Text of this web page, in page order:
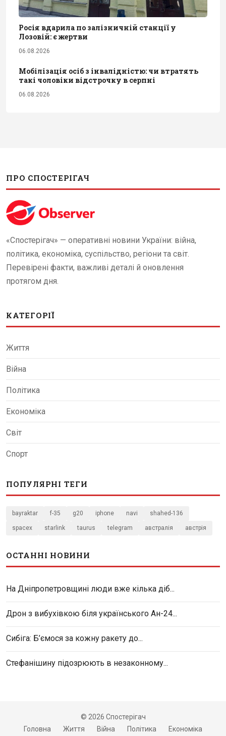
Росія вдарила по залізничній станції у
Лозовій: є жертви
06.08.2026
Мобілізація осіб з інвалідністю: чи втратять
такі чоловіки відстрочку в серпні
06.08.2026
ПРО СПОСТЕРІГАЧ
«Спостерігач» — оперативні новини України: війна,
політика, економіка, суспільство, регіони та світ.
Перевірені факти, важливі деталі й оновлення
протягом дня.
КАТЕГОРІЇ
Життя
Війна
Політика
Економіка
Світ
Спорт
ПОПУЛЯРНІ ТЕГИ
bayraktar f-35 g20 iphone navi shahed-136
spacex starlink taurus telegram австралія австрія
ОСТАННІ НОВИНИ
На Дніпропетровщині люди вже кілька діб...
Дрон з вибухівкою біля українського Ан-24...
Сибіга: Б’ємося за кожну ракету до...
Стефанішину підозрюють в незаконному...
© 2026 Спостерігач
Головна
Життя Війна Політика Економіка